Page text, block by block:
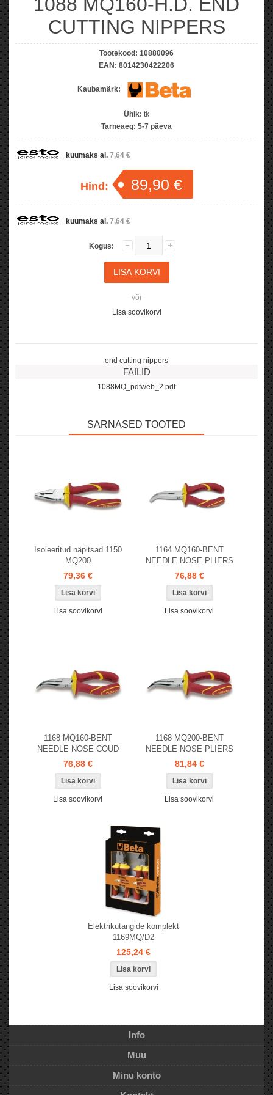
CUTTING NIPPERS
Tootekood: 10880096
EAN: 8014230422206
Kaubamärk:
Ühik: tk
Tarneaeg: 5-7 päeva
kuumaks al. 7,64 €
Hind: 89,90 €
kuumaks al. 7,64 €
Kogus:
- või -
Lisa soovikorvi
end cutting nippers
FAILID
1088MQ_pdfweb_2.pdf
SARNASED TOOTED
Isoleeritud näpitsad 1150
MQ200
79,36 €
Lisa soovikorvi
1164 MQ160-BENT
NEEDLE NOSE PLIERS
76,88 €
Lisa soovikorvi
1168 MQ160-BENT
NEEDLE NOSE COUD
76,88 €
Lisa soovikorvi
1168 MQ200-BENT
NEEDLE NOSE PLIERS
81,84 €
Lisa soovikorvi
Elektrikutangide komplekt
1169MQ/D2
125,24 €
Lisa soovikorvi
Info
Muu
Minu konto